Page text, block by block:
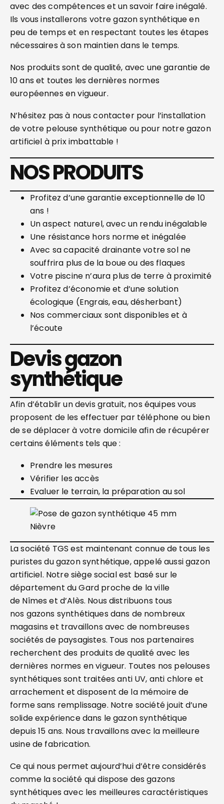
avec des compétences et un savoir faire inégalé.
Ils vous installerons votre gazon synthétique en
peu de temps et en respectant toutes les étapes
nécessaires à son maintien dans le temps.
Nos produits sont de qualité, avec une garantie de
10 ans et toutes les dernières normes
européennes en vigueur.
N’hésitez pas à nous contacter pour l’installation
de votre pelouse synthétique ou pour notre gazon
artificiel à prix imbattable !
NOS PRODUITS
Profitez d’une garantie exceptionnelle de 10
ans !
Un aspect naturel, avec un rendu inégalable
Une résistance hors norme et inégalée
Avec sa capacité drainante votre sol ne
souffrira plus de la boue ou des flaques
Votre piscine n’aura plus de terre à proximité
Profitez d’économie et d’une solution
écologique (Engrais, eau, désherbant)
Nos commerciaux sont disponibles et à
l’écoute
Devis gazon
synthétique
Afin d’établir un devis gratuit, nos équipes vous
proposent de les effectuer par téléphone ou bien
de se déplacer à votre domicile afin de récupérer
certains éléments tels que :
Prendre les mesures
Vérifier les accès
Evaluer le terrain, la préparation au sol
La société TGS est maintenant connue de tous les
puristes du gazon synthétique, appelé aussi gazon
artificiel. Notre siège social est basé sur le
département du Gard proche de la ville
de Nîmes et d’Alès. Nous distribuons tous
nos gazons synthétiques dans de nombreux
magasins et travaillons avec de nombreuses
sociétés de paysagistes. Tous nos partenaires
recherchent des produits de qualité avec les
dernières normes en vigueur. Toutes nos pelouses
synthétiques sont traitées anti UV, anti chlore et
arrachement et disposent de la mémoire de
forme sans remplissage. Notre société jouit d’une
solide expérience dans le gazon synthétique
depuis 15 ans. Nous travaillons avec la meilleure
usine de fabrication.
Ce qui nous permet aujourd’hui d’être considérés
comme la société qui dispose des gazons
synthétiques avec les meilleures caractéristiques